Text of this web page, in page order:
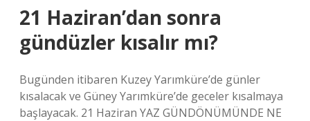
21 Haziran’dan sonra
gündüzler kısalır mı?
Bugünden itibaren Kuzey Yarımküre’de günler
kısalacak ve Güney Yarımküre’de geceler kısalmaya
başlayacak. 21 Haziran YAZ GÜNDÖNÜMÜNDE NE